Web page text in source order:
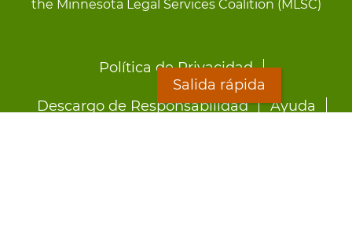
the Minnesota Legal Services Coalition (MLSC)
Política de Privacidad
Descargo de Responsabilidad Ayuda
Salida rápida